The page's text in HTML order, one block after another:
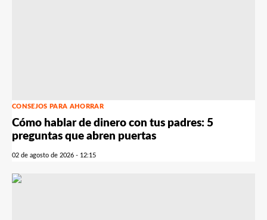
CONSEJOS PARA AHORRAR
Cómo hablar de dinero con tus padres: 5
preguntas que abren puertas
02 de agosto de 2026 - 12:15